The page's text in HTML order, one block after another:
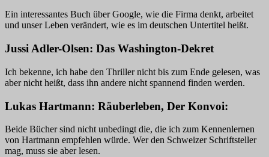
Ein interessantes Buch über Google, wie die Firma denkt, arbeitet
und unser Leben verändert, wie es im deutschen Untertitel heißt.
Jussi Adler-Olsen: Das Washington-Dekret
Ich bekenne, ich habe den Thriller nicht bis zum Ende gelesen, was
aber nicht heißt, dass ihn andere nicht spannend finden werden.
Lukas Hartmann: Räuberleben, Der Konvoi:
Beide Bücher sind nicht unbedingt die, die ich zum Kennenlernen
von Hartmann empfehlen würde. Wer den Schweizer Schriftsteller
mag, muss sie aber lesen.